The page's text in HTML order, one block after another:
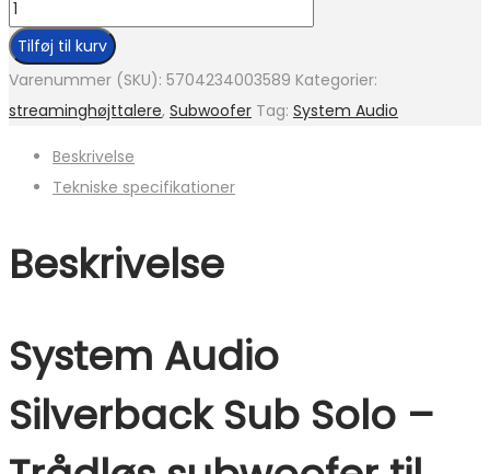
Tilføj til kurv
Varenummer (SKU): 5704234003589 Kategorier:
streaminghøjttalere, Subwoofer Tag: System Audio
Beskrivelse
Tekniske specifikationer
Beskrivelse
System Audio
Silverback Sub Solo –